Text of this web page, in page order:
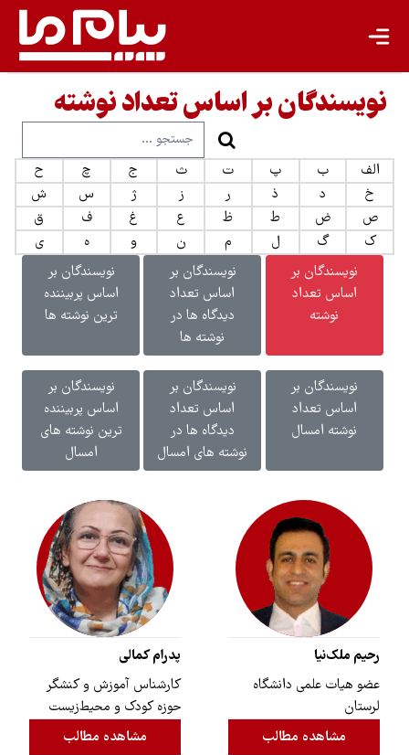
نویسندگان بر اساس تعداد نوشته
الف ب پ ت ث ج چ
ح
خ
د ذ ر ز ژ س
ش
ص
ض ط ظ ع غ ف
ق
ک
گ ل م ن و ه
ی
نویسندگان بر
اساس تعداد
نوشته
نویسندگان بر
اساس تعداد
دیدگاه ها در
نوشته ها
نویسندگان بر
اساس پربیننده
ترین نوشته ها
نویسندگان بر
اساس تعداد
نوشته امسال
نویسندگان بر
اساس تعداد
دیدگاه ها در
نوشته های امسال
نویسندگان بر
اساس پربیننده
ترین نوشته های
امسال
رحیم ملک‌نیا
عضو هیات علمی دانشگاه
لرستان
مشاهده مطالب
پدرام کمالی
کارشناس آموزش و کنشگر
حوزه‌ کودک و محیط‌زیست
مشاهده مطالب